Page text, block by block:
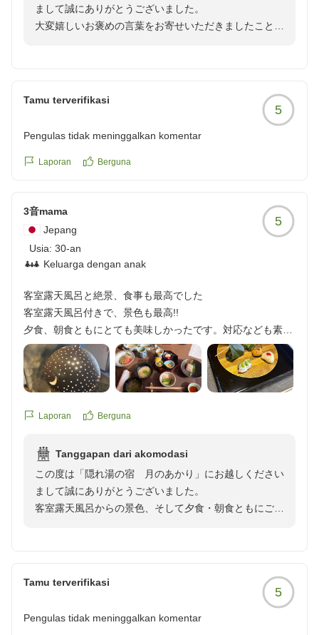
クチコミの詳細はこちらから
https://review.travel.rakuten.co.jp/hotel/voice/76848?
まして誠にありがとうございました。
大変嬉しいお褒めの言葉をお寄せいただきましたこと、
頃より大切にしている思いが伝わったことに大変感激し
これからもお客様に贅沢な時間とお寛ぎを提供できるよ
フ一同心よりお待ち申し上げております。この度はご利
Tamu terverifikasi
5
Pengulas tidak meninggalkan komentar
Laporan Berguna
3音mama
Jepang
Usia: 30-an
Keluarga dengan anak
5
客室露天風呂と絶景、食事も最高でした
客室露天風呂付きで、景色も最高!!
夕食、朝食ともにとても美味しかったです。対応なども素晴
らしく、また行きたいと思える旅館でした!!
他の画像やクチコミの詳細はこちらから
https://review.travel.rakuten.co.jp/hotel/voice/76848?
Laporan Berguna
Tanggapan dari akomodasi
この度は「隠れ湯の宿 月のあかり」にお越しください
まして誠にありがとうございました。
客室露天風呂からの景色、そして夕食・朝食ともにご満
またお客様に「また行きたい」とお思いいただけるよ
う、これからも真心を込めたおもてなしとお料理でお迎
えできるよう努めてまいります。季節ごとに異なる景色
Tamu terverifikasi
5
Pengulas tidak meninggalkan komentar